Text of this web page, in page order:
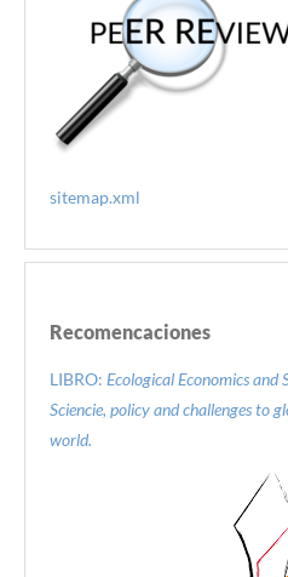
sitemap.xml
Recomencaciones
LIBRO: Ecological Economics and
Sciencie, policy and challenges to
world.